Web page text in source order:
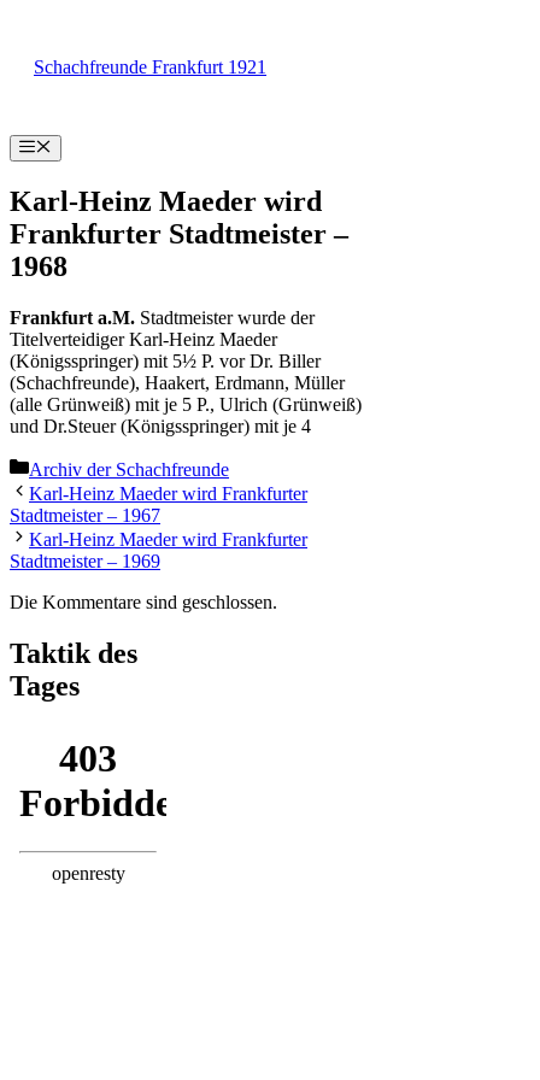
springen
Schachfreunde Frankfurt 1921
Menü
Karl-Heinz Maeder wird
Frankfurter Stadtmeister –
1968
Frankfurt a.M. Stadtmeister wurde der
Titelverteidiger Karl-Heinz Maeder
(Königsspringer) mit 5½ P. vor Dr. Biller
(Schachfreunde), Haakert, Erdmann, Müller
(alle Grünweiß) mit je 5 P., Ulrich (Grünweiß)
und Dr.Steuer (Königsspringer) mit je 4
Kategorien
Archiv der Schachfreunde
Karl-Heinz Maeder wird Frankfurter
Stadtmeister – 1967
Karl-Heinz Maeder wird Frankfurter
Stadtmeister – 1969
Die Kommentare sind geschlossen.
Taktik des
Tages